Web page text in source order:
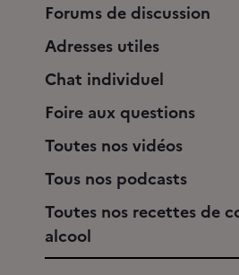
Forums de discussion
Adresses utiles
Chat individuel
Foire aux questions
Toutes nos vidéos
Tous nos podcasts
Toutes nos recettes de
alcool